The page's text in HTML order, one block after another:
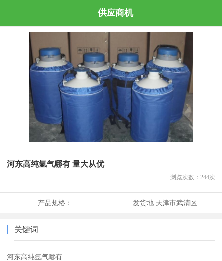
供应商机
河东高纯氩气哪有 量大从优
浏览次数： 244次
产品规格： 发货地:天津市武清区
关键词
河东高纯氩气哪有